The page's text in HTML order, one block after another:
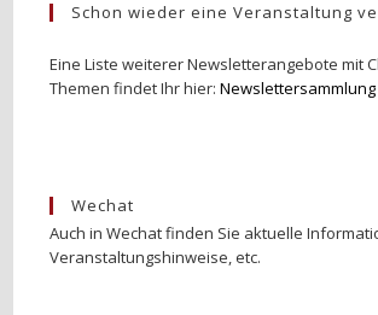
Schon wieder eine Veranstaltung
Eine Liste weiterer Newsletterangebote mit
Themen findet Ihr hier:Newslettersammlung
Wechat
Auch in Wechat finden Sie aktuelle
Veranstaltungshinweise, etc.